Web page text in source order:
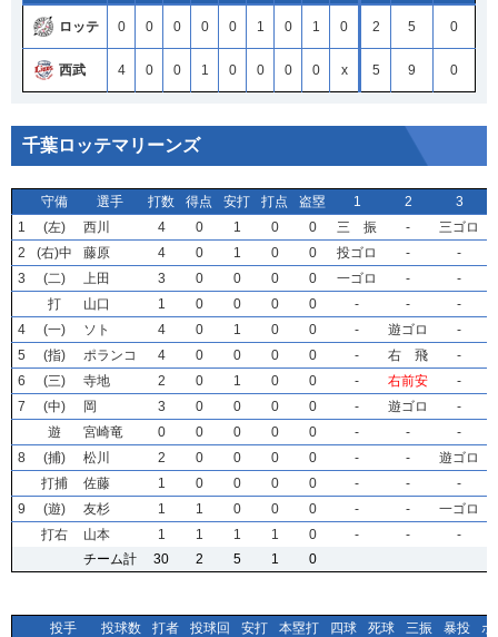
ロッテ 0 0 0 0 0 1 0 1 0 2 5 0
西武 4 0 0 1 0 0 0 0 x 5 9 0
千葉ロッテマリーンズ
守備 選手 打数 得点 安打 打点 盗塁 1 2
3
1
(左) 西川 4 0 1 0 0 三 振 -
三ゴロ
2
(右)中 藤原 4 0 1 0 0 投ゴロ - -
3
(二) 上田 3 0 0 0 0 一ゴロ - -
打
山口 1 0 0 0 0 - -
-
4
(一) ソト 4 0 1 0 0 - 遊ゴロ -
5
(指) ポランコ 4 0 0 0 0 - 右 飛 -
6
(三) 寺地 2 0 1 0 0 - 右前安
-
7
(中) 岡 3 0 0 0 0 - 遊ゴロ
-
遊
宮崎竜 0 0 0 0 0 - -
-
8
(捕) 松川 2 0 0 0 0 - -
遊ゴロ
打捕
佐藤 1 0 0 0 0 - -
-
9
(遊) 友杉 1 1 0 0 0 - -
一ゴロ
打右
山本 1 1 1 1 0 - -
-
チーム計
30 2 5 1 0
守備 選手 打数 得点 安打 打点 盗塁 1 2
3
1
(左) 西川 4 0 1 0 0 三 振 -
三ゴロ
2
(右)中 藤原 4 0 1 0 0 投ゴロ - -
3
(二) 上田 3 0 0 0 0 一ゴロ - -
打
山口 1 0 0 0 0 - -
-
4
(一) ソト 4 0 1 0 0 - 遊ゴロ -
5
(指) ポランコ 4 0 0 0 0 - 右 飛 -
6
(三) 寺地 2 0 1 0 0 - 右前安
-
7
(中) 岡 3 0 0 0 0 - 遊ゴロ
-
遊
宮崎竜 0 0 0 0 0 - -
-
8
(捕) 松川 2 0 0 0 0 - -
遊ゴロ
打捕
佐藤 1 0 0 0 0 - -
-
9
(遊) 友杉 1 1 0 0 0 - -
一ゴロ
打右
山本 1 1 1 1 0 - -
-
チーム計
30 2 5 1 0
守備 選手 打数 得点 安打 打点 盗塁 1 2
3
1
(左) 西川 4 0 1 0 0 三 振 -
三ゴロ
2
(右)中 藤原 4 0 1 0 0 投ゴロ - -
3
(二) 上田 3 0 0 0 0 一ゴロ - -
打
山口 1 0 0 0 0 - -
-
4
(一) ソト 4 0 1 0 0 - 遊ゴロ -
5
(指) ポランコ 4 0 0 0 0 - 右 飛 -
6
(三) 寺地 2 0 1 0 0 - 右前安
-
7
(中) 岡 3 0 0 0 0 - 遊ゴロ
-
遊
宮崎竜 0 0 0 0 0 - -
-
8
(捕) 松川 2 0 0 0 0 - -
遊ゴロ
打捕
佐藤 1 0 0 0 0 - -
-
9
(遊) 友杉 1 1 0 0 0 - -
一ゴロ
打右
山本 1 1 1 1 0 - -
-
チーム計
30 2 5 1 0
守備 選手 打数 得点 安打 打点 盗塁 1 2
3
1
(左) 西川 4 0 1 0 0 三 振 -
三ゴロ
2
(右)中 藤原 4 0 1 0 0 投ゴロ - -
3
(二) 上田 3 0 0 0 0 一ゴロ - -
打
山口 1 0 0 0 0 - -
-
4
(一) ソト 4 0 1 0 0 - 遊ゴロ -
5
(指) ポランコ 4 0 0 0 0 - 右 飛 -
6
(三) 寺地 2 0 1 0 0 - 右前安
-
7
(中) 岡 3 0 0 0 0 - 遊ゴロ
-
遊
宮崎竜 0 0 0 0 0 - -
-
8
(捕) 松川 2 0 0 0 0 - -
遊ゴロ
打捕
佐藤 1 0 0 0 0 - -
-
9
(遊) 友杉 1 1 0 0 0 - -
一ゴロ
打右
山本 1 1 1 1 0 - -
-
チーム計
30 2 5 1 0
投手 投球数 打者 投球回 安打 本塁打 四球 死球 三振 暴投
ボ
投手 投球数 打者 投球回 安打 本塁打 四球 死球 三振 暴投
ボ
投手 投球数 打者 投球回 安打 本塁打 四球 死球 三振 暴投
ボ
投手 投球数 打者 投球回 安打 本塁打 四球 死球 三振 暴投
ボ